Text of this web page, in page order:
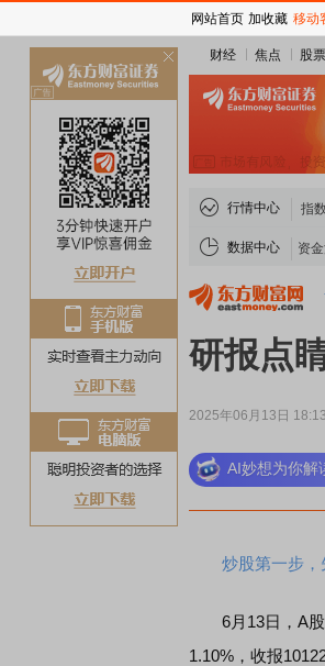
财经 焦点 股票
行情中心 指数
数据中心 资
研报点
2025年06月13日 18:13
AI妙想为你解
炒股第一步
6月13日，A股
1.10%，收报
网站首页 加收藏 移动
关